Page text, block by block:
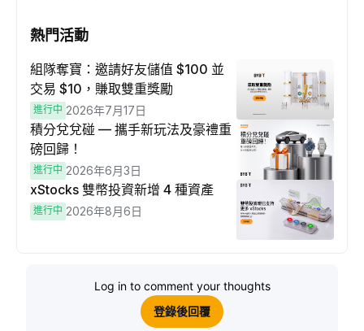
熱門活動
組隊奪寶：邀請好友儲值 $100 並
交易 $10，賺取雙重獎勵
進行中 2026年7月17日
積分兌兌碰 — 攜手新玩法及豪禮重
磅回歸！
進行中 2026年6月3日
xStocks 雙幣投資新增 4 種資產
進行中 2026年8月6日
Log in to comment your thoughts
登錄後回覆